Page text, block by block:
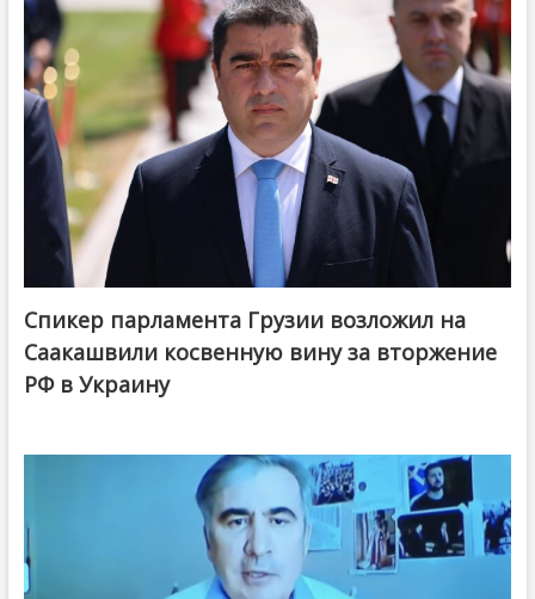
Спикер парламента Грузии возложил на
Саакашвили косвенную вину за вторжение
РФ в Украину